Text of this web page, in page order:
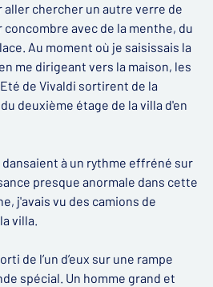
aller chercher un autre verre de
avec de la menthe, du
Au moment où je saisissais la
me dirigeant vers la maison, les
de Vivaldi sortirent de la
deuxième étage de la villa d'en
à un rythme effréné sur
presque anormale dans cette
j'avais vu des camions de
villa.
de l’un d’eux sur une rampe
spécial. Un homme grand et